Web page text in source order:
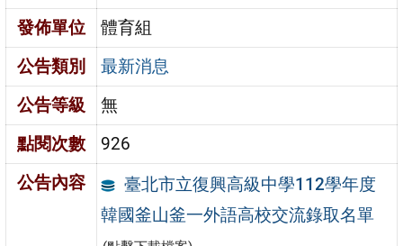
發佈單位
體育組
公告類別
最新消息
公告等級
無
點閱次數
926
公告內容
臺北市立復興高級中學112學年度
韓國釜山釜一外語高校交流錄取名單